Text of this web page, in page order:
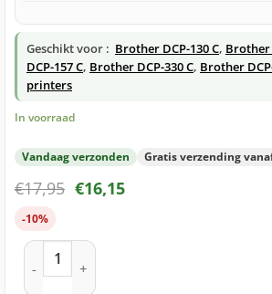
Geschikt voor : Brother DCP-130 C, Brother
DCP-157 C, Brother DCP-330 C, Brother
printers
In voorraad
Vandaag verzonden Gratis verzending
€17,95 €16,15
-10%
Brother LC1000 inktcartridges